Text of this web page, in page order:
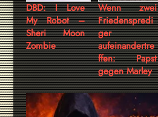
DBD: I Love
My Robot –
Sheri Moon
Zombie
Wenn zwei
Friedenspredi
ger
aufeinandertre
ffen: Papst
gegen Marley